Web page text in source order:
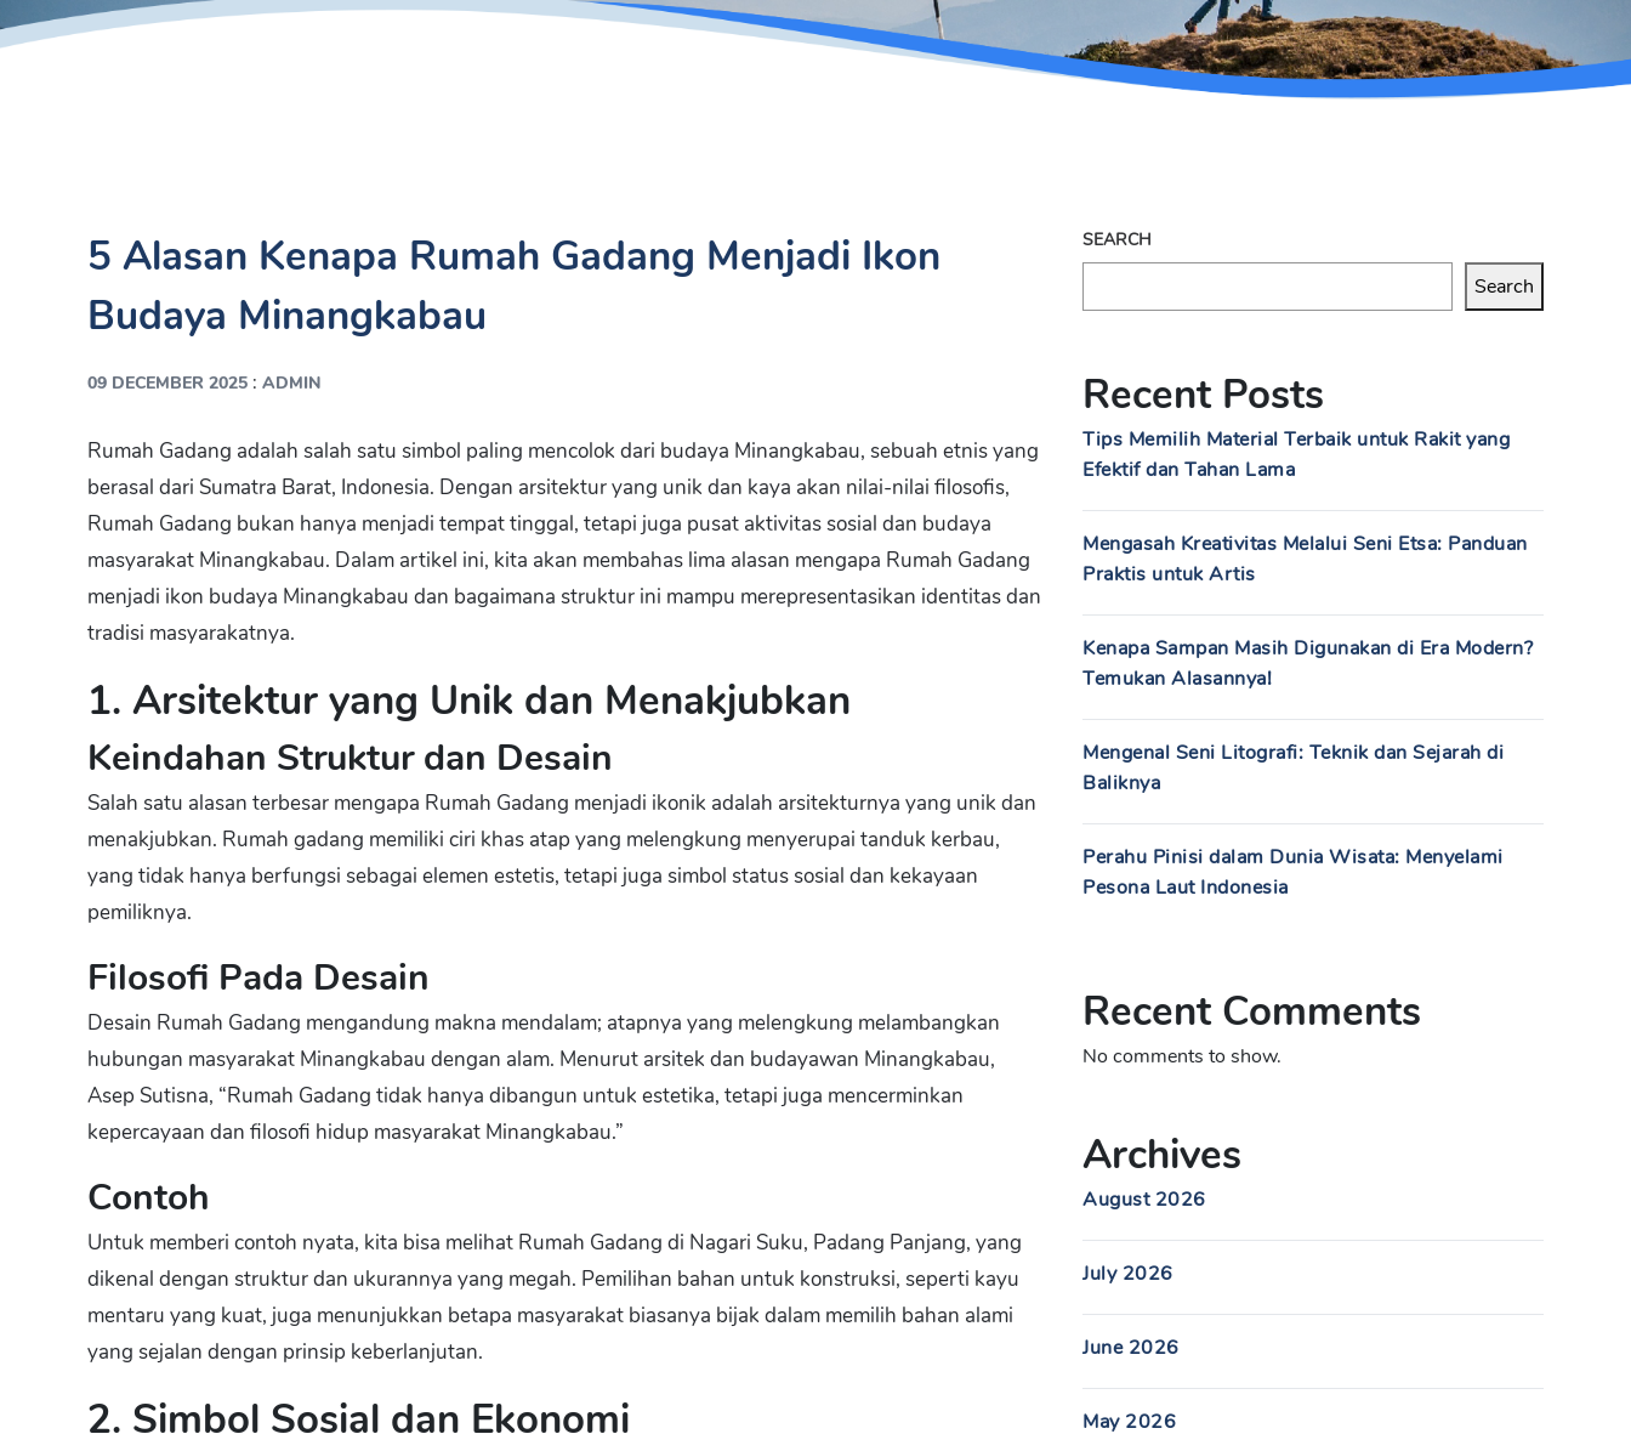
5 Alasan Kenapa Rumah Gadang Menjadi Ikon
Budaya Minangkabau
09 DECEMBER 2025 : ADMIN
Rumah Gadang adalah salah satu simbol paling mencolok dari budaya Minangkabau, sebuah etnis yang
berasal dari Sumatra Barat, Indonesia. Dengan arsitektur yang unik dan kaya akan nilai-nilai filosofis,
Rumah Gadang bukan hanya menjadi tempat tinggal, tetapi juga pusat aktivitas sosial dan budaya
masyarakat Minangkabau. Dalam artikel ini, kita akan membahas lima alasan mengapa Rumah Gadang
menjadi ikon budaya Minangkabau dan bagaimana struktur ini mampu merepresentasikan identitas dan
tradisi masyarakatnya.
1. Arsitektur yang Unik dan Menakjubkan
Keindahan Struktur dan Desain
Salah satu alasan terbesar mengapa Rumah Gadang menjadi ikonik adalah arsitekturnya yang unik dan
menakjubkan. Rumah gadang memiliki ciri khas atap yang melengkung menyerupai tanduk kerbau,
yang tidak hanya berfungsi sebagai elemen estetis, tetapi juga simbol status sosial dan kekayaan
pemiliknya.
Filosofi Pada Desain
Desain Rumah Gadang mengandung makna mendalam; atapnya yang melengkung melambangkan
hubungan masyarakat Minangkabau dengan alam. Menurut arsitek dan budayawan Minangkabau,
Asep Sutisna, “Rumah Gadang tidak hanya dibangun untuk estetika, tetapi juga mencerminkan
kepercayaan dan filosofi hidup masyarakat Minangkabau.”
Contoh
Untuk memberi contoh nyata, kita bisa melihat Rumah Gadang di Nagari Suku, Padang Panjang, yang
dikenal dengan struktur dan ukurannya yang megah. Pemilihan bahan untuk konstruksi, seperti kayu
mentaru yang kuat, juga menunjukkan betapa masyarakat biasanya bijak dalam memilih bahan alami
yang sejalan dengan prinsip keberlanjutan.
2. Simbol Sosial dan Ekonomi
SEARCH
Search
Recent Posts
Tips Memilih Material Terbaik untuk Rakit yang
Efektif dan Tahan Lama
Mengasah Kreativitas Melalui Seni Etsa: Panduan
Praktis untuk Artis
Kenapa Sampan Masih Digunakan di Era Modern?
Temukan Alasannya!
Mengenal Seni Litografi: Teknik dan Sejarah di
Baliknya
Perahu Pinisi dalam Dunia Wisata: Menyelami
Pesona Laut Indonesia
Recent Comments
No comments to show.
Archives
August 2026
July 2026
June 2026
May 2026